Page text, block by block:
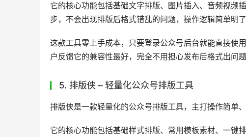
它的核心功能包括基础文字排版、图片插入、音频视频
步，不会出现排版后格式错乱的问题，操作逻辑简单明了
这款工具零上手成本，只要登录公众号后台就能直接使
户反馈它的兼容性最好，完全不用担心发布后格式出问题
5. 排版侠 – 轻量化公众号排版工具
排版侠是一款轻量化的公众号排版工具，主打操作简单
它的核心功能包括基础样式排版、常用模板素材、一键